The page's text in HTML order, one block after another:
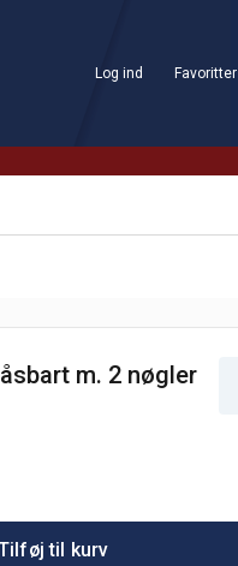
Log ind Favoritter
m. 2 nøgler
til kurv